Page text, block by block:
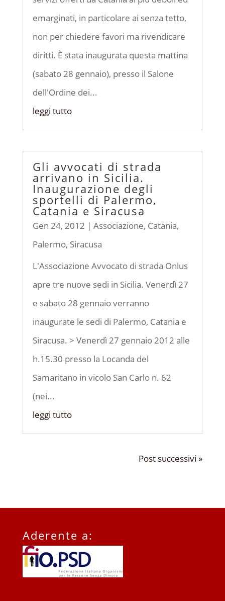
emarginati, in particolare ai senza tetto,
non per chiedere favori ma rivendicare
diritti. È stata inaugurata questa mattina
(sabato 28 gennaio), presso il Salone
dell'Ordine dei...
leggi tutto
Gli avvocati di strada
arrivano in Sicilia.
Inaugurazione degli
sportelli di Palermo,
Catania e Siracusa
Gen 24, 2012 | Associazione, Catania,
Palermo, Siracusa
L'Associazione Avvocato di strada Onlus
apre tre nuove sedi in Sicilia. Venerdì 27
e sabato 28 gennaio verranno
inaugurate le sedi di Palermo, Catania e
Siracusa. > Venerdì 27 gennaio 2012 alle
h.15.30 presso la Locanda del
Samaritano in vicolo San Carlo n. 62
(nei...
leggi tutto
Post successivi »
Aderente a: